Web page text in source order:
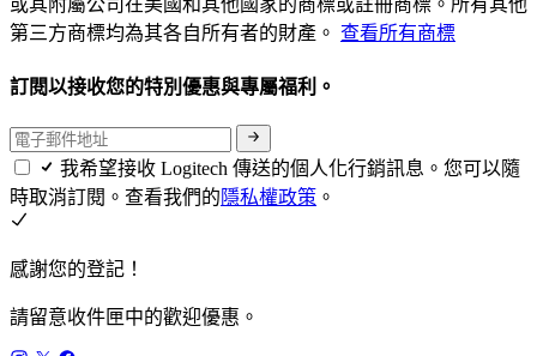
第三方商標均為其各自所有者的財產。 查看所有商標
訂閱以接收您的特別優惠與專屬福利。
我希望接收 Logitech 傳送的個人化行銷訊息。您可以隨
時取消訂閱。查看我們的隱私權政策 。
感謝您的登記！
請留意收件匣中的歡迎優惠。